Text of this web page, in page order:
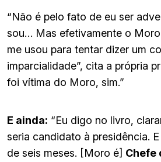
“Não é pelo fato de eu ser
sou… Mas efetivamente o Moro
me usou para tentar dizer um
imparcialidade”, cita a própria
foi vítima do Moro, sim.”
E ainda: “Eu digo no livro,
seria candidato à presidência.
de seis meses. [Moro é] Chefe